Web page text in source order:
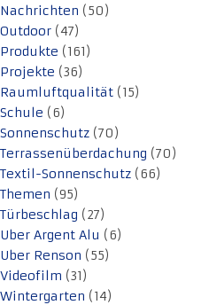
Nachrichten (50)
Outdoor (47)
Produkte (161)
Projekte (36)
Raumluftqualität (15)
Schule (6)
Sonnenschutz (70)
Terrassenüberdachung (70)
Textil-Sonnenschutz (66)
Themen (95)
Türbeschlag (27)
Uber Argent Alu (6)
Uber Renson (55)
Videofilm (31)
Wintergarten (14)